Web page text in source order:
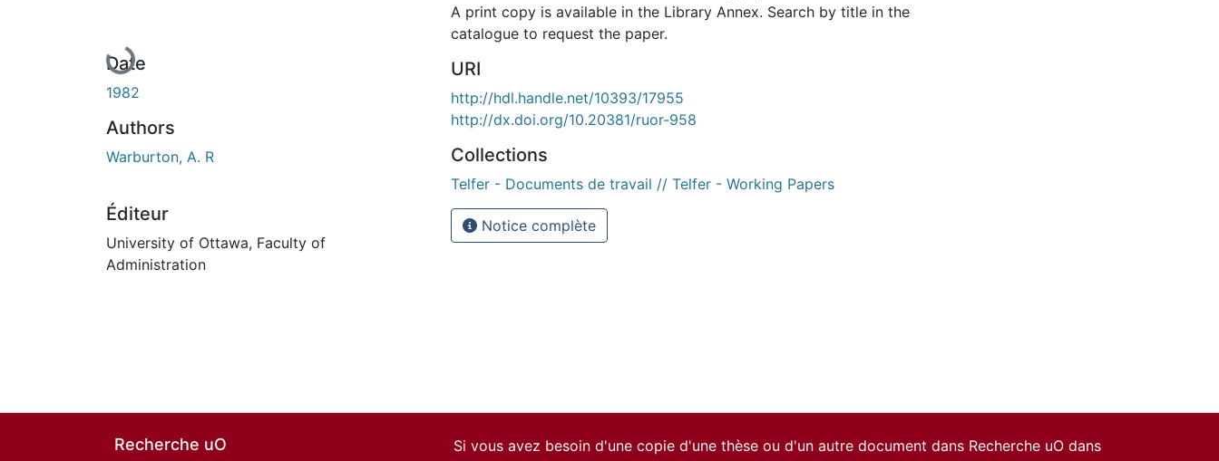
En cours de chargement...
Date
1982
Authors
Warburton, A. R
Éditeur
University of Ottawa, Faculty of
Administration
A print copy is available in the Library Annex. Search by title in the
catalogue to request the paper.
URI
http://hdl.handle.net/10393/17955
http://dx.doi.org/10.20381/ruor-958
Collections
Telfer - Documents de travail // Telfer - Working Papers
Notice complète
Recherche uO
Si vous avez besoin d'une copie d'une thèse ou d'un autre document dans Recherche uO dans